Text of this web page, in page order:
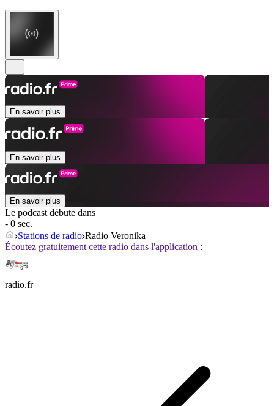
En savoir plus
En savoir plus
En savoir plus
Le podcast débute dans
- 0 sec.
Stations de radio Radio Veronika
Écoutez gratuitement cette radio dans l'application :
radio.fr